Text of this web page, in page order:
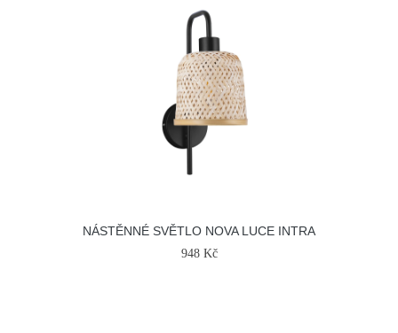
NÁSTĚNNÉ SVĚTLO NOVA LUCE INTRA
948 Kč